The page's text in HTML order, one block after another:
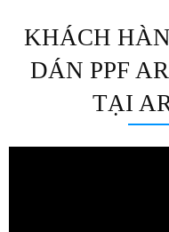
KHÁCH
DÁN PPF
TẠI